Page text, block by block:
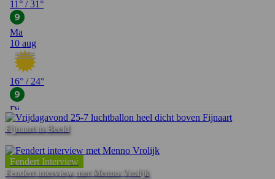
Fijnaart in Beeld
Fendert Interview
Fendert interview met Menno Vrolijk